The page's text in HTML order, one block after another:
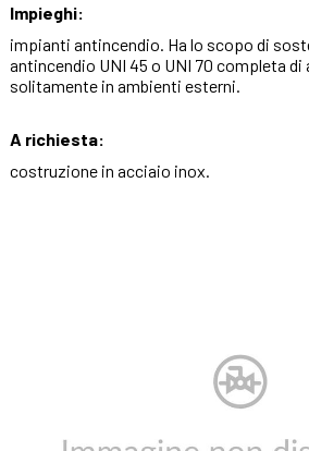
Impieghi:
impianti antincendio. Ha lo scopo di
antincendio UNI 45 o UNI 70 completa
solitamente in ambienti esterni.
A richiesta:
costruzione in acciaio inox.